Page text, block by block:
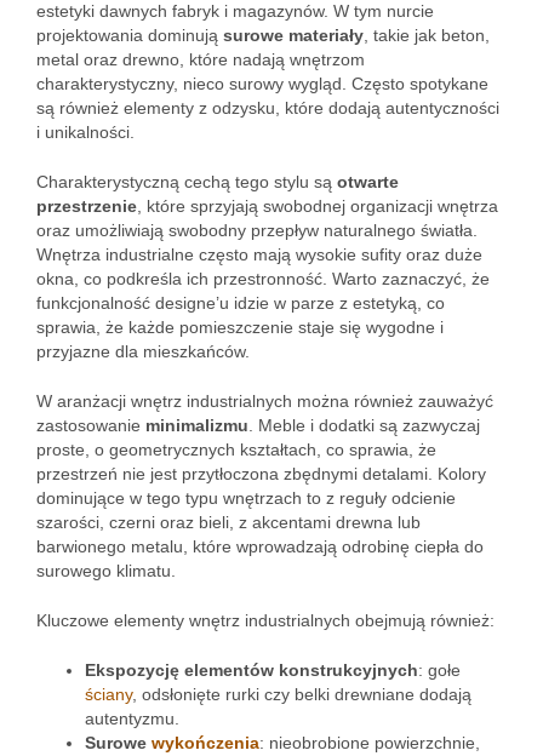
estetyki dawnych fabryk i magazynów. W tym nurcie
projektowania dominują surowe materiały , takie jak beton,
metal oraz drewno, które nadają wnętrzom
charakterystyczny, nieco surowy wygląd. Często spotykane
są również elementy z odzysku, które dodają autentyczności
i unikalności.
Charakterystyczną cechą tego stylu są otwarte
przestrzenie , które sprzyjają swobodnej organizacji wnętrza
oraz umożliwiają swobodny przepływ naturalnego światła.
Wnętrza industrialne często mają wysokie sufity oraz duże
okna, co podkreśla ich przestronność. Warto zaznaczyć, że
funkcjonalność designe’u idzie w parze z estetyką, co
sprawia, że każde pomieszczenie staje się wygodne i
przyjazne dla mieszkańców.
W aranżacji wnętrz industrialnych można również zauważyć
zastosowanie minimalizmu . Meble i dodatki są zazwyczaj
proste, o geometrycznych kształtach, co sprawia, że
przestrzeń nie jest przytłoczona zbędnymi detalami. Kolory
dominujące w tego typu wnętrzach to z reguły odcienie
szarości, czerni oraz bieli, z akcentami drewna lub
barwionego metalu, które wprowadzają odrobinę ciepła do
surowego klimatu.
Kluczowe elementy wnętrz industrialnych obejmują również:
Ekspozycję elementów konstrukcyjnych: gołe
ściany, odsłonięte rurki czy belki drewniane dodają
autentyzmu.
Surowe wykończenia: nieobrobione powierzchnie,